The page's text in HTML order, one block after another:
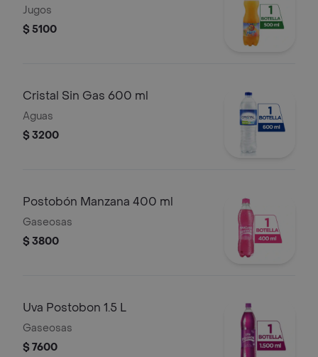
Jugos
$ 5100
Cristal Sin Gas 600 ml
Aguas
$ 3200
Postobón Manzana 400 ml
Gaseosas
$ 3800
Uva Postobon 1.5 L
Gaseosas
$ 7600